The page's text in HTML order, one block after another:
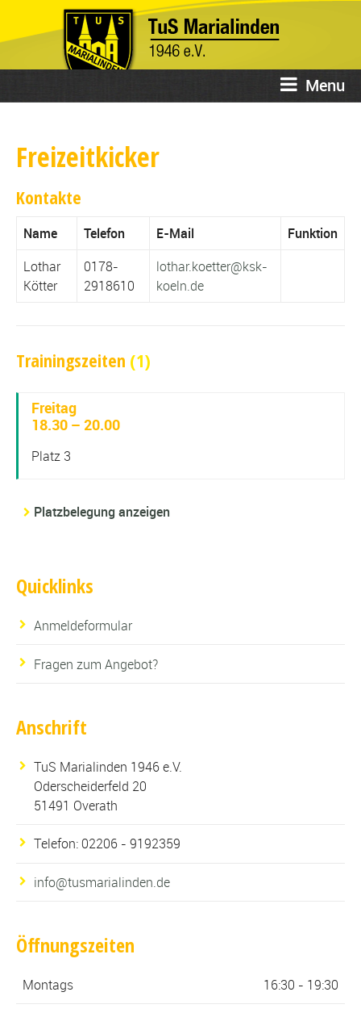
Menu
Freizeitkicker
Kontakte
Name Telefon E-Mail
Funktion
Lothar
Kötter
0178-
2918610
lothar.koetter@ksk-
koeln.de
Trainingszeiten (1)
Freitag
18.30 – 20.00
Platz 3
Platzbelegung anzeigen
Quicklinks
Anmeldeformular
Fragen zum Angebot?
Anschrift
TuS Marialinden 1946 e.V.
Oderscheiderfeld 20
51491 Overath
Telefon: 02206 - 9192359
info@tusmarialinden.de
Öffnungszeiten
Montags 16:30 - 19:30